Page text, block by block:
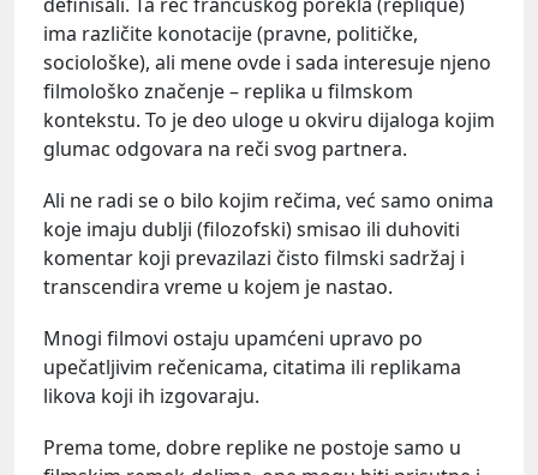
ima različite konotacije (pravne, političke,
sociološke), ali mene ovde i sada interesuje njeno
filmološko značenje – replika u filmskom
kontekstu. To je deo uloge u okviru dijaloga kojim
glumac odgovara na reči svog partnera.
Ali ne radi se o bilo kojim rečima, već samo onima
koje imaju dublji (filozofski) smisao ili duhoviti
komentar koji prevazilazi čisto filmski sadržaj i
transcendira vreme u kojem je nastao.
Mnogi filmovi ostaju upamćeni upravo po
upečatljivim rečenicama, citatima ili replikama
likova koji ih izgovaraju.
Prema tome, dobre replike ne postoje samo u